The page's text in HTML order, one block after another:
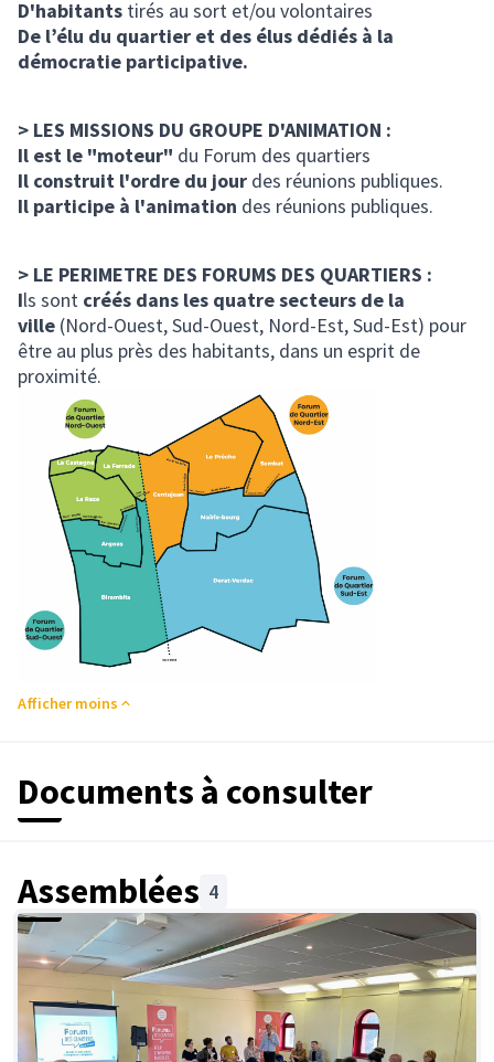
D'habitants tirés au sort et/ou volontaires
De l’élu du quartier et des élus dédiés à la
démocratie participative.
> LES MISSIONS DU GROUPE D'ANIMATION :
Il est le "moteur" du Forum des quartiers
Il construit l'ordre du jour des réunions publiques.
Il participe à l'animation des réunions publiques.
> LE PERIMETRE DES FORUMS DES QUARTIERS :
Ils sont créés dans les quatre secteurs de la
ville (Nord-Ouest, Sud-Ouest, Nord-Est, Sud-Est) pour
être au plus près des habitants, dans un esprit de
proximité.
Afficher moins
Documents à consulter
Assemblées 4